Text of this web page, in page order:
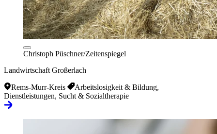
Christoph Püschner/Zeitenspiegel
Landwirtschaft Großerlach
Rems-Murr-Kreis
Arbeitslosigkeit & Bildung,
Dienstleistungen, Sucht & Sozialtherapie